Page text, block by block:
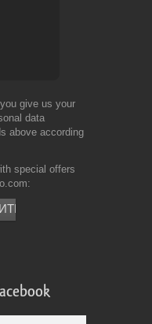
give us your
data
above according
special offers